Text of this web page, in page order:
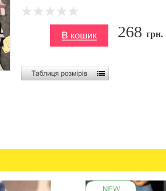
268 грн.